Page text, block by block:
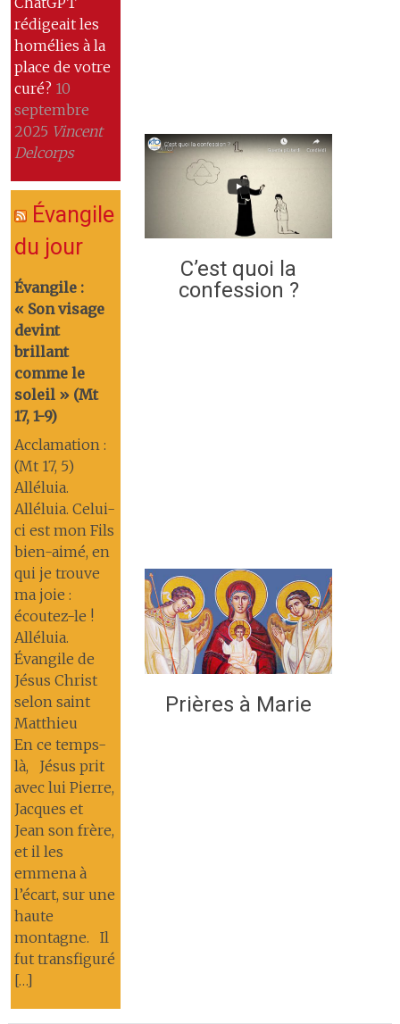
rédigeait les
homélies à la
place de votre
curé? 10
septembre
2025 Vincent
Delcorps
Évangile
du jour
Évangile :
« Son visage
devint
brillant
comme le
soleil » (Mt
17, 1-9)
Acclamation :
(Mt 17, 5)
Alléluia.
Alléluia. Celui-
ci est mon Fils
bien-aimé, en
qui je trouve
ma joie :
écoutez-le !
Alléluia.
Évangile de
Jésus Christ
selon saint
Matthieu
En ce temps-
là, Jésus prit
avec lui Pierre,
Jacques et
Jean son frère,
et il les
emmena à
l’écart, sur une
haute
montagne. Il
fut transfiguré
[…]
C’est quoi la
confession ?
Prières à Marie